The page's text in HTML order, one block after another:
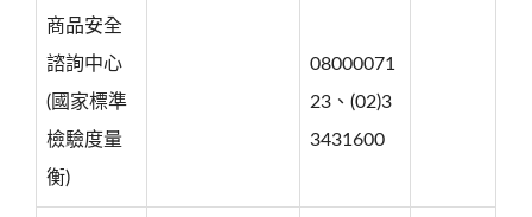
商品安全
諮詢中心
(國家標準
檢驗度量
衡)
08000071
23、(02)3
3431600